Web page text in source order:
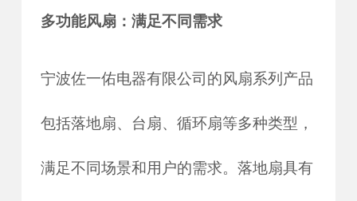
多功能风扇：满足不同需求
宁波佐一佑电器有限公司的风扇系列产品
包括落地扇、台扇、循环扇等多种类型，
满足不同场景和用户的需求。落地扇具有